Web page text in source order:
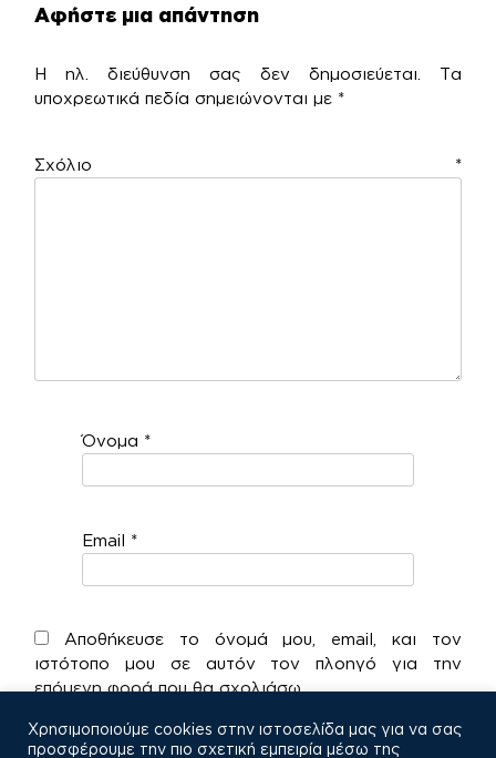
Αφήστε μια απάντηση
Η ηλ. διεύθυνση σας δεν δημοσιεύεται.
Τα
υποχρεωτικά πεδία σημειώνονται με *
Σχόλιο *
Όνομα *
Email *
Αποθήκευσε το όνομά μου, email, και τον
ιστότοπο μου σε αυτόν τον πλοηγό για την
επόμενη φορά που θα σχολιάσω.
Χρησιμοποιούμε cookies στην ιστοσελίδα μας για να σας
προσφέρουμε την πιο σχετική εμπειρία μέσω της